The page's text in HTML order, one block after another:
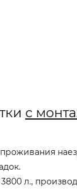
с
л.,